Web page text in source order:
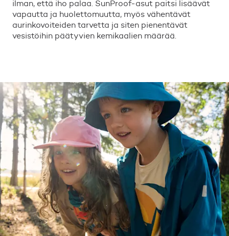
ilman, että iho palaa. SunProof-asut paitsi lisäävät
vapautta ja huolettomuutta, myös vähentävät
aurinkovoiteiden tarvetta ja siten pienentävät
vesistöihin päätyvien kemikaalien määrää.